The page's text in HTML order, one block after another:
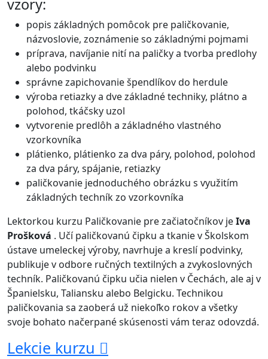
vzory:
popis základných pomôcok pre paličkovanie,
názvoslovie, zoznámenie so základnými pojmami
príprava, navíjanie nití na paličky a tvorba predlohy
alebo podvinku
správne zapichovanie špendlíkov do herdule
výroba retiazky a dve základné techniky, plátno a
polohod, tkáčsky uzol
vytvorenie predlôh a základného vlastného
vzorkovníka
plátienko, plátienko za dva páry, polohod, polohod
za dva páry, spájanie, retiazky
paličkovanie jednoduchého obrázku s využitím
základných techník zo vzorkovníka
Lektorkou kurzu Paličkovanie pre začiatočníkov jeIva
Prošková . Učí paličkovanú čipku a tkanie v Školskom
ústave umeleckej výroby, navrhuje a kreslí podvinky,
publikuje v odbore ručných textilných a zvykoslovných
techník. Paličkovanú čipku učia nielen v Čechách, ale aj v
Španielsku, Taliansku alebo Belgicku. Technikou
paličkovania sa zaoberá už niekoľko rokov a všetky
svoje bohato načerpané skúsenosti vám teraz odovzdá.
Lekcie kurzu